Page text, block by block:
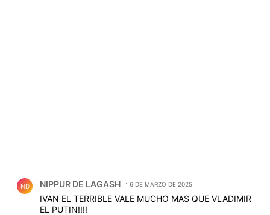
ND NIPPUR DE LAGASH 6 DE MARZO DE 2025
IVAN EL TERRIBLE VALE MUCHO MAS QUE VLADIMIR
EL PUTIN!!!!